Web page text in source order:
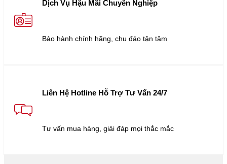
Dịch Vụ Hậu Mãi Chuyên Nghiệp
Bảo hành chính hãng, chu đáo tận tâm
Liên Hệ Hotline Hỗ Trợ Tư Vấn 24/7
Tư vấn mua hàng, giải đáp mọi thắc mắc